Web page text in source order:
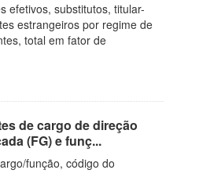
efetivos, substitutos, titular-
estrangeiros por regime de
total em fator de
de cargo de direção
(FG) e funç...
função, código do